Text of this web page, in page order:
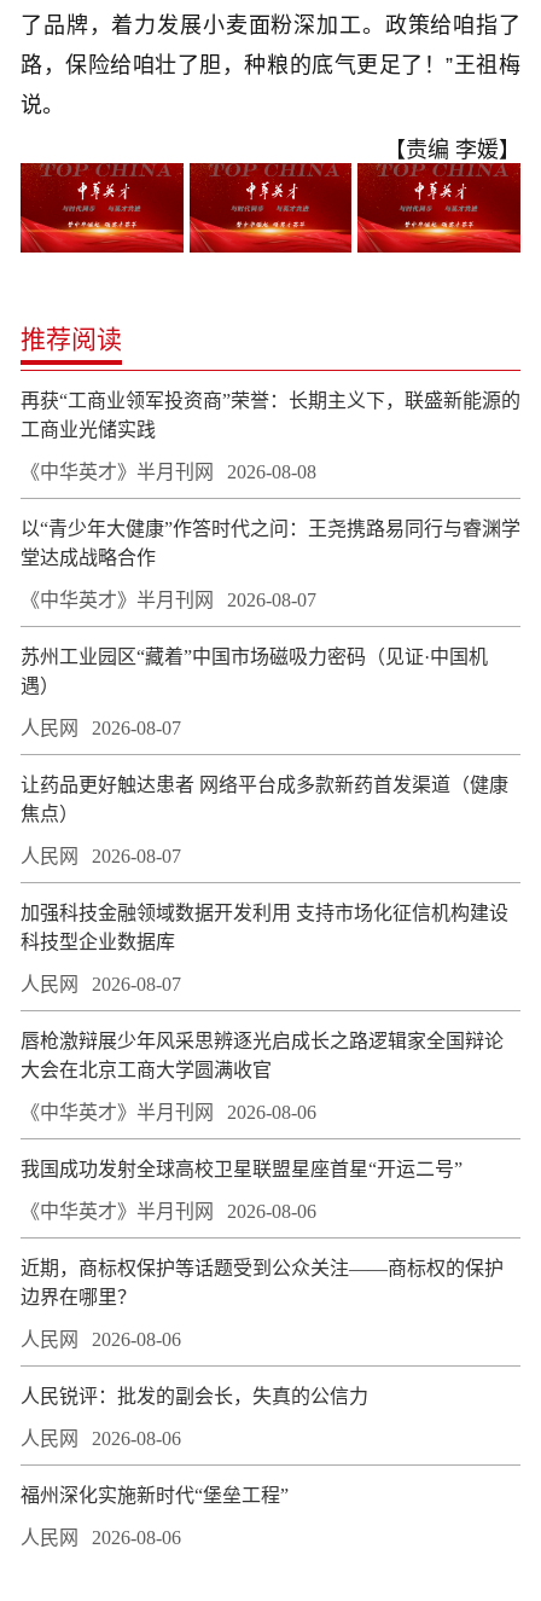
了品牌，着力发展小麦面粉深加工。政策给咱指了
路，保险给咱壮了胆，种粮的底气更足了！”王祖梅
说。
【责编 李媛】
推荐阅读
再获“工商业领军投资商”荣誉：长期主义下，联盛新能源的
工商业光储实践
《中华英才》半月刊网 2026-08-08
以“青少年大健康”作答时代之问：王尧携路易同行与睿渊学
堂达成战略合作
《中华英才》半月刊网 2026-08-07
苏州工业园区“藏着”中国市场磁吸力密码（见证·中国机
遇）
人民网 2026-08-07
让药品更好触达患者 网络平台成多款新药首发渠道（健康
焦点）
人民网 2026-08-07
加强科技金融领域数据开发利用 支持市场化征信机构建设
科技型企业数据库
人民网 2026-08-07
唇枪激辩展少年风采思辨逐光启成长之路逻辑家全国辩论
大会在北京工商大学圆满收官
《中华英才》半月刊网 2026-08-06
我国成功发射全球高校卫星联盟星座首星“开运二号”
《中华英才》半月刊网 2026-08-06
近期，商标权保护等话题受到公众关注——商标权的保护
边界在哪里？
人民网 2026-08-06
人民锐评：批发的副会长，失真的公信力
人民网 2026-08-06
福州深化实施新时代“堡垒工程”
人民网 2026-08-06